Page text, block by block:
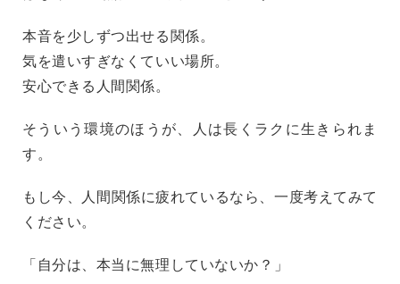
本音を少しずつ出せる関係。
気を遣いすぎなくていい場所。
安心できる人間関係。
そういう環境のほうが、人は長くラクに生きられま
す。
もし今、人間関係に疲れているなら、一度考えてみて
ください。
「自分は、本当に無理していないか？」